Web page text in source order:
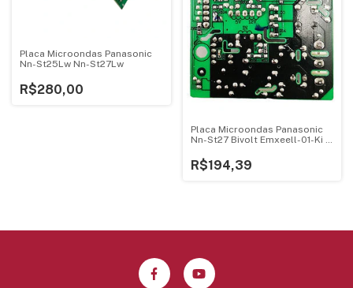
Placa Microondas Panasonic
Nn-St25Lw Nn-St27Lw
R$280,00
Placa Microondas Panasonic
Nn-St27 Bivolt Emxeell-01-Ki -
R$194,39